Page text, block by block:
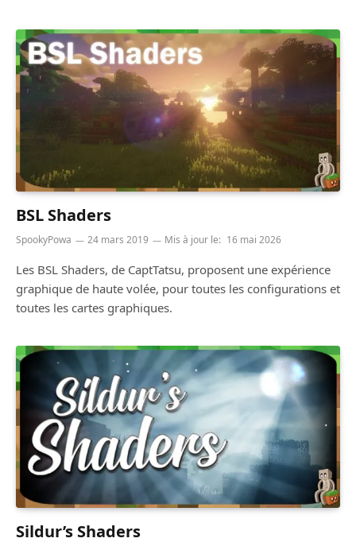
BSL Shaders
SpookyPowa 24 mars 2019 Mis à jour le: 16 mai 2026
Les BSL Shaders, de CaptTatsu, proposent une expérience
graphique de haute volée, pour toutes les configurations et
toutes les cartes graphiques.
Sildur’s Shaders